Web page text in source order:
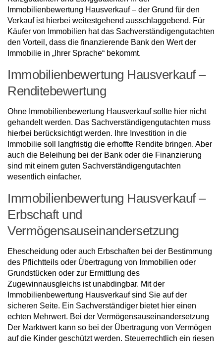
Immobilienbewertung Hausverkauf – der Grund für den
Verkauf ist hierbei weitestgehend ausschlaggebend. Für
Käufer von Immobilien hat das Sachverständigengutachten
den Vorteil, dass die finanzierende Bank den Wert der
Immobilie in „Ihrer Sprache“ bekommt.
Immobilienbewertung Hausverkauf –
Renditebewertung
Ohne Immobilienbewertung Hausverkauf sollte hier nicht
gehandelt werden. Das Sachverständigengutachten muss
hierbei berücksichtigt werden. Ihre Investition in die
Immobilie soll langfristig die erhoffte Rendite bringen. Aber
auch die Beleihung bei der Bank oder die Finanzierung
sind mit einem guten Sachverständigengutachten
wesentlich einfacher.
Immobilienbewertung Hausverkauf –
Erbschaft und
Vermögensauseinandersetzung
Ehescheidung oder auch Erbschaften bei der Bestimmung
des Pflichtteils oder Übertragung von Immobilien oder
Grundstücken oder zur Ermittlung des
Zugewinnausgleichs ist unabdingbar. Mit der
Immobilienbewertung Hausverkauf sind Sie auf der
sicheren Seite. Ein Sachverständiger bietet hier einen
echten Mehrwert. Bei der Vermögensauseinandersetzung
Der Marktwert kann so bei der Übertragung von Vermögen
auf die Kinder geschützt werden. Steuerrechtlich ein riesen